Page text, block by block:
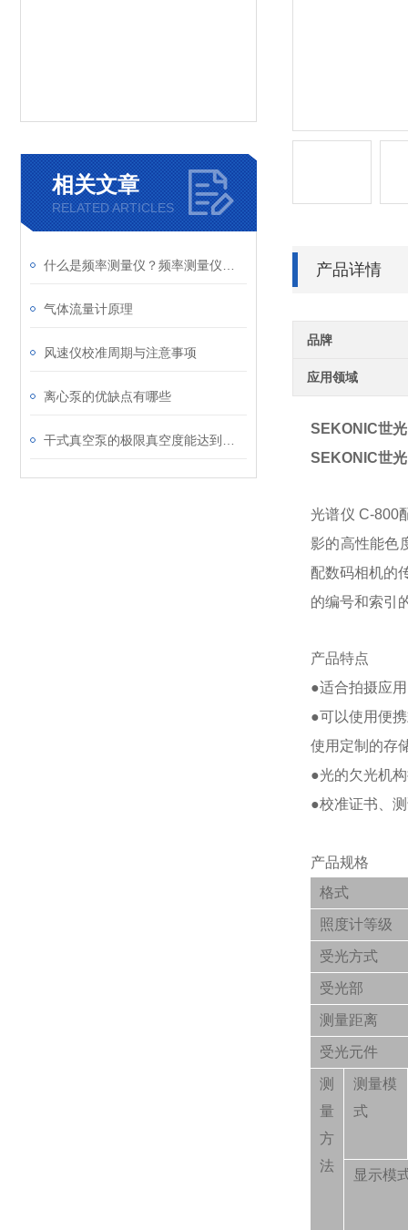
相关文章
RELATED ARTICLES
气体流量计原理
风速仪校准周期与注意事项
离心泵的优缺点有哪些
产品详情
品牌
应用领域
SEKONIC世
SEKONIC世
光谱仪 C-800
影的高性能色
配数码相机的
的编号和索引
产品特点
●适合拍摄应
●可以使用便
使用定制的存
●光的欠光机
●校准证书、
产品规格
格式
照度计等级
受光方式
受光部
测量距离
受光元件
测
量
方
法
测量模
式
显示模